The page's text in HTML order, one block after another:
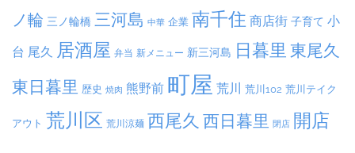
ノ輪 三ノ輪橋 三河島 中華 企業 南千住 商店街 子育て 小
台 尾久 居酒屋 弁当 新メニュー 新三河島 日暮里 東尾久
東日暮里 歴史 焼肉 熊野前 町屋 荒川 荒川102 荒川テイク
アウト 荒川区 荒川涼麺 西尾久 西日暮里 閉店 開店